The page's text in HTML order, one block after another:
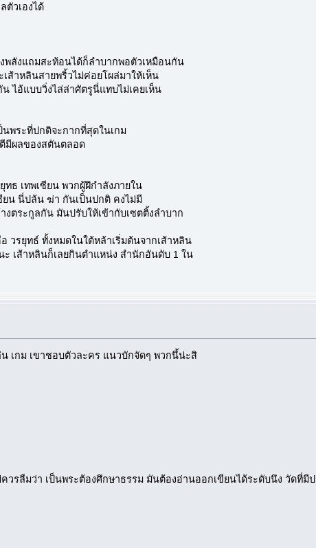
ตัวเองได้
พลังแถมสะท้อนได้ก็ลำบากพอตัวเหมือนกัน
ส้าหลินสายพริ้วไม่ค่อยโผล่มาให้เห็น
ไอ้แบบวิ่งไล่ล่าศัตรูนี่แทบไม่เคยเห็น
นพระที่ปกติจะกากที่สุดในเกม
มีผลของสตันตลอด
ธ เทพเซียน พวกผู้ฝึกำลังภายใน
ยน นี่ปล้น ฆ่า กันเป็นปกติ คงไม่มี
ตระกูลกัน มันปรับให้เข้ากับเซตติ้งลำบาก
รยุทธ์ ทั้งหมดในใต้หล้าเริ่มต้นจากเส้าหลิน
เส้าหลินก็เลยกินตำแหน่ง สำนักอันดับ 1 ใน
กม เขาชอบตัวละคร แนวบักจัดๆ พวกนึ้น่ะสิ
วรลืมว่า เป็นพระต้องศึกษาธรรม มันต้องอ่านออกเขียนได้ระดับนึง วัดที่มี